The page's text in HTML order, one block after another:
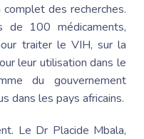
des recherches.
de 100 médicaments,
traiter le VIH, sur la
leur utilisation dans le
du gouvernement
dans les pays africains.
Le Dr Placide Mbala,